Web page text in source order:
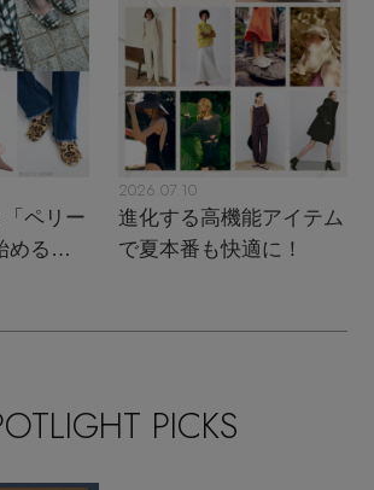
「ペリー
める秋
2026.07.10
進化する高機能アイテム
で夏本番も快適に！
PICKS